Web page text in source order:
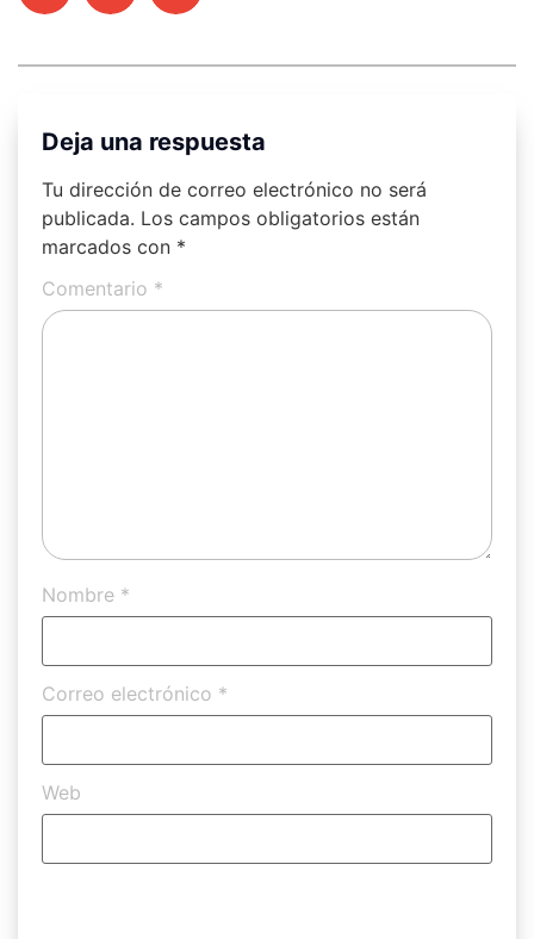
Deja una respuesta
Tu dirección de correo electrónico no será
publicada. Los campos obligatorios están
marcados con *
Comentario *
Nombre *
Correo electrónico *
Web